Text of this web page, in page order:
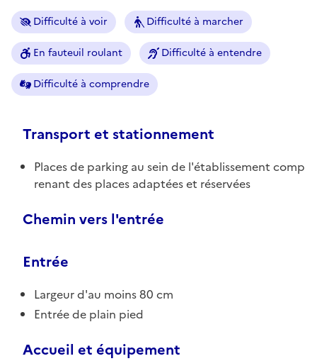
Difficulté à voir Difficulté à marcher
En fauteuil roulant Difficulté à entendre
Difficulté à comprendre
Transport et stationnement
Places de parking au sein de l'établissement comp
renant des places adaptées et réservées
Chemin vers l'entrée
Entrée
Largeur d'au moins 80 cm
Entrée de plain pied
Accueil et équipement